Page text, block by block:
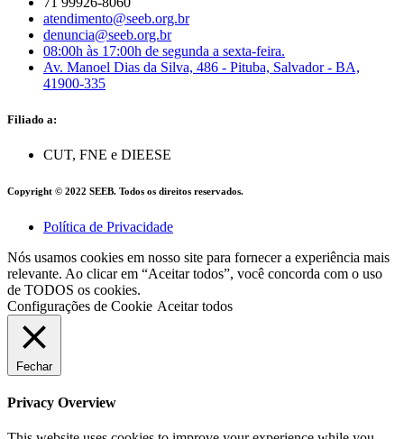
atendimento@seeb.org.br
denuncia@seeb.org.br
08:00h às 17:00h de segunda a sexta-feira.
Av. Manoel Dias da Silva, 486 - Pituba, Salvador - BA,
41900-335
Filiado a:
CUT, FNE e DIEESE
Copyright © 2022 SEEB. Todos os direitos reservados.
Política de Privacidade
Nós usamos cookies em nosso site para fornecer a experiência mais
relevante. Ao clicar em “Aceitar todos”, você concorda com o uso
de TODOS os cookies.
Configurações de Cookie Aceitar todos
Fechar
Privacy Overview